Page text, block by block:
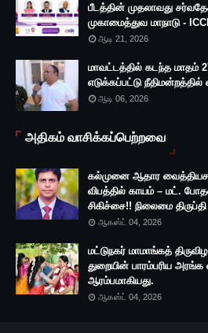
பீடத்தின் முதலாவது
முகாமைத்துவ மாநாடு -
ஆடி 21, 2026
மாவட்டத்தில் கடந்த மாதம்
எடுக்கப்பட்டு
ஆடி 06, 2026
அதிகம் வாசிக்கப்பெற்றவை
கல்முனை ஆதார
விபத்தில் காயம் – மட்.
சிகிச்சை!! நிலைமை
ஆகஸ்ட் 04, 2026
மட்டுநகர் மாமாங்கத்
துறையின் பாரம்பரிய
ஆரம்பமாகியது.
ஆகஸ்ட் 04, 2026